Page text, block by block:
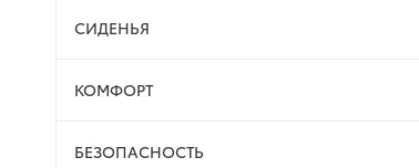
СИДЕНЬЯ
КОМФОРТ
БЕЗОПАСНОСТЬ